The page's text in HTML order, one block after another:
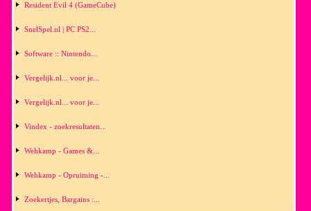
Resident Evil 4 (GameCube)
SnelSpel.nl | PC PS2...
Software :: Nintendo...
Vergelijk.nl... voor je...
Vergelijk.nl... voor je...
Vindex - zoekresultaten...
Wehkamp - Games &...
Wehkamp - Opruiming -...
Zoekertjes, Bargains :...